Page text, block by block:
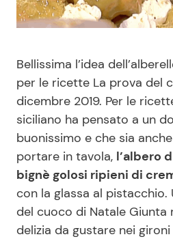
News benessere
Salute
Viaggi e Turismo
Festività
Bellissima l’idea
per le ricette La prova del
dicembre 2019. Per le
siciliano ha pensato a un
buonissimo e che sia
portare in tavola, l’albero
bignè golosi ripieni di
con la glassa al
del cuoco di Natale Giunta
delizia da gustare nei